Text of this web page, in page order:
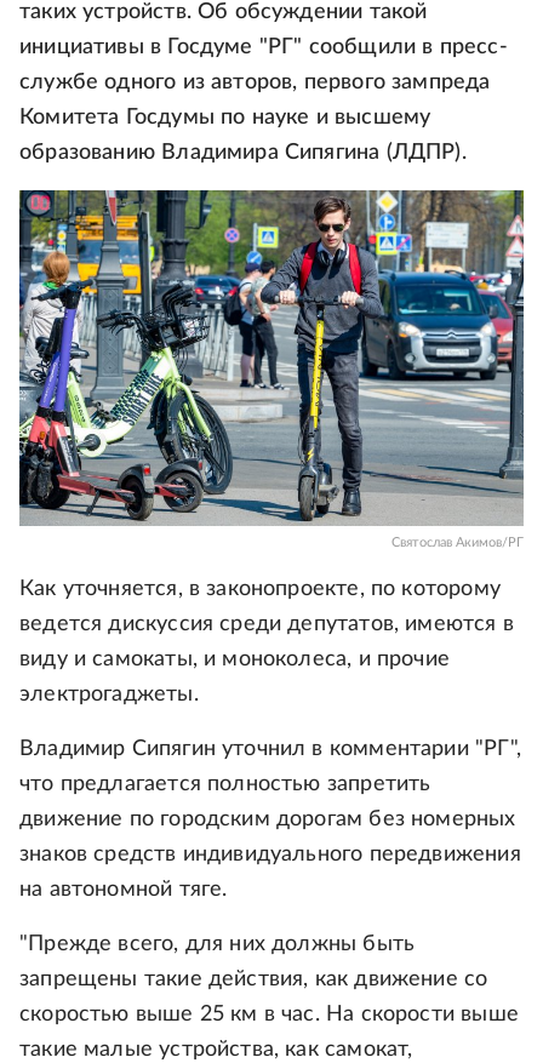
таких устройств. Об обсуждении такой
инициативы в Госдуме "РГ" сообщили в пресс-
службе одного из авторов, первого зампреда
Комитета Госдумы по науке и высшему
образованию Владимира Сипягина (ЛДПР).
Святослав Акимов/РГ
Как уточняется, в законопроекте, по которому
ведется дискуссия среди депутатов, имеются в
виду и самокаты, и моноколеса, и прочие
электрогаджеты.
Владимир Сипягин уточнил в комментарии "РГ",
что предлагается полностью запретить
движение по городским дорогам без номерных
знаков средств индивидуального передвижения
на автономной тяге.
"Прежде всего, для них должны быть
запрещены такие действия, как движение со
скоростью выше 25 км в час. На скорости выше
такие малые устройства, как самокат,